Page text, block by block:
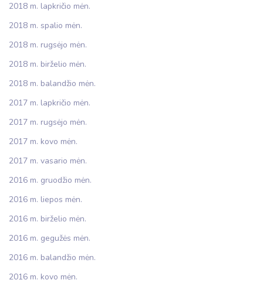
2018 m. lapkričio mėn.
2018 m. spalio mėn.
2018 m. rugsėjo mėn.
2018 m. birželio mėn.
2018 m. balandžio mėn.
2017 m. lapkričio mėn.
2017 m. rugsėjo mėn.
2017 m. kovo mėn.
2017 m. vasario mėn.
2016 m. gruodžio mėn.
2016 m. liepos mėn.
2016 m. birželio mėn.
2016 m. gegužės mėn.
2016 m. balandžio mėn.
2016 m. kovo mėn.